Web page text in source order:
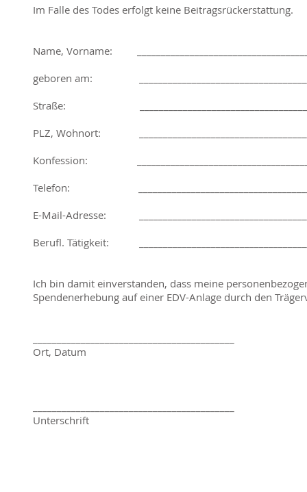
Im Falle des Todes erfolgt keine Beitragsrückerstattung.
Name, Vorname:
geboren am:
Straße:
PLZ, Wohnort:
Konfession:
Telefon:
E-Mail-Adresse:
Berufl. Tätigkeit:
Ich bin damit einverstanden, dass meine
Spendenerhebung auf einer EDV-Anlage durch den
Ort, Datum
Unterschrift